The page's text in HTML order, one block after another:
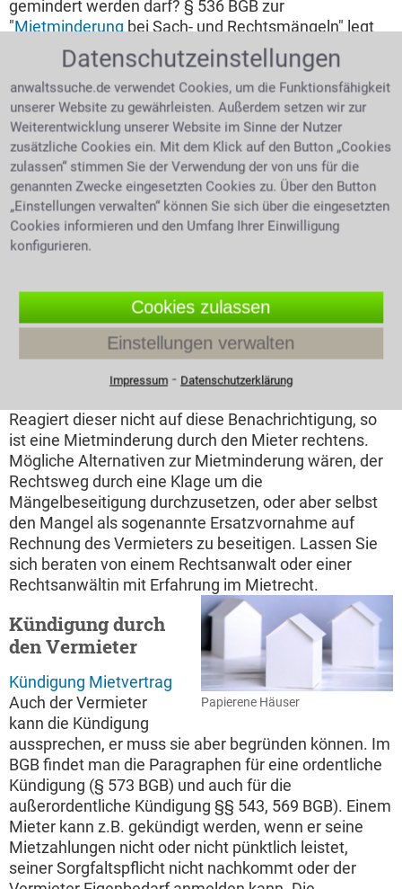
gemindert werden darf? § 536 BGB zur
"Mietminderung bei Sach- und Rechtsmängeln" legt
fest, dass die Miete bei eingeschränkter Tauglichkeit
gemindert werden kann. Auch massiver Taubendreck
auf dem Balkon oder der Terrasse wird durchaus als
Beeinträchtigung angesehen. Sogenannte
Bagatellschäden jedoch, wie tropfende Wasserhähne,
oder kaputte Treppenhausbeleuchtung, sind keine
Mietminderungsgründe. Wenn der Mieter für den
Mangel selbst verantwortlich ist, etwa der Befall
durch Kakerlaken in einer "Messi-Wohnung", so trifft
den Vermieter ebenfalls keine Schuld und die Miete
kann nicht gemindert werden. Um wie viel Prozent
geklärt werden. Die Höhe der jeweiligen erlaubten
Minderung hängt vom Grad der Einschränkung ab und
variiert dadurch von Fall zu Fall. Vor einer
Mietminderung ist jedoch auf jeden Fall zuerst der
Vermieter zu informieren, um ihm die Möglichkeit zu
Reagiert dieser nicht auf diese Benachrichtigung, so
ist eine Mietminderung durch den Mieter rechtens.
Mögliche Alternativen zur Mietminderung wären, der
Rechtsweg durch eine Klage um die
Mängelbeseitigung durchzusetzen, oder aber selbst
den Mangel als sogenannte Ersatzvornahme auf
Rechnung des Vermieters zu beseitigen. Lassen Sie
sich beraten von einem Rechtsanwalt oder einer
Rechtsanwältin mit Erfahrung im Mietrecht.
Papierene Häuser
Kündigung durch
den Vermieter
Kündigung Mietvertrag
Auch der Vermieter
kann die Kündigung
aussprechen, er muss sie aber begründen können. Im
BGB findet man die Paragraphen für eine ordentliche
Kündigung (§ 573 BGB) und auch für die
außerordentliche Kündigung §§ 543, 569 BGB). Einem
Mieter kann z.B. gekündigt werden, wenn er seine
Mietzahlungen nicht oder nicht pünktlich leistet,
seiner Sorgfaltspflicht nicht nachkommt oder der
Datenschutzeinstellungen
anwaltssuche.de verwendet Cookies, um die Funktionsfähigkeit
unserer Website zu gewährleisten. Außerdem setzen wir zur
Weiterentwicklung unserer Website im Sinne der Nutzer
zusätzliche Cookies ein. Mit dem Klick auf den Button „Cookies
zulassen“ stimmen Sie der Verwendung der von uns für die
genannten Zwecke eingesetzten Cookies zu. Über den Button
„Einstellungen verwalten“ können Sie sich über die eingesetzten
Cookies informieren und den Umfang Ihrer Einwilligung
konfigurieren.
Cookies zulassen
Einstellungen verwalten
Impressum⁃ Datenschutzerklärung